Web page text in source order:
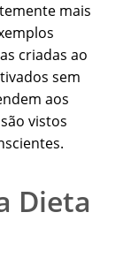
mais
criadas ao
sem
aos
vistos
Dieta